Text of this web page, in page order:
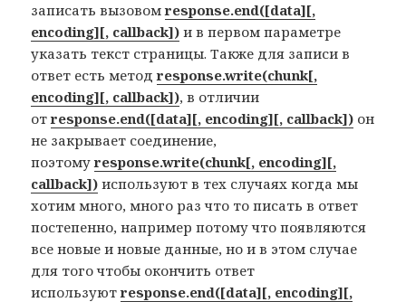
записать вызовомresponse.end([data][,
encoding][, callback]) и в первом параметре
указать текст страницы. Также для записи в
ответ есть методresponse.write(chunk[,
encoding][, callback]), в отличии
отresponse.end([data][, encoding][, callback]) он
не закрывает соединение,
поэтомуresponse.write(chunk[, encoding][,
callback]) используют в тех случаях когда мы
хотим много, много раз что то писать в ответ
постепенно, например потому что появляются
все новые и новые данные, но и в этом случае
для того чтобы окончить ответ
используютresponse.end([data][, encoding][,